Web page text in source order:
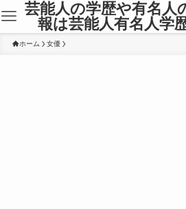
芸能人の学歴や有名人
報は芸能人有名人学
ホーム 女優